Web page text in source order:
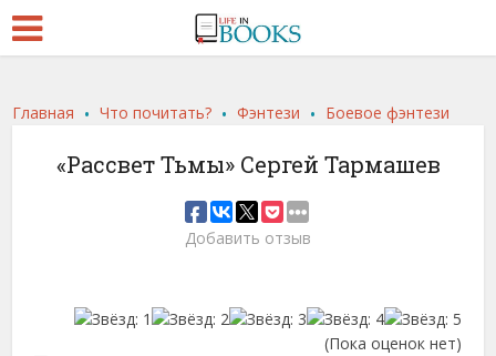
Главная .Что почитать? .Фэнтези . Боевое фэнтези
«Рассвет Тьмы» Сергей Тармашев
Добавить отзыв
(Пока оценок нет)